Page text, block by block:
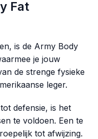
Fat
is de Army Body
je jouw
de strenge fysieke
leger.
defensie, is het
te voldoen. Een te
tot afwijzing.